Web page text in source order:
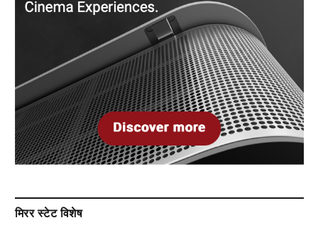
मिरर स्टेट विशेष